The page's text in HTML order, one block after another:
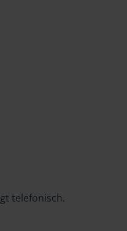
telefonisch.